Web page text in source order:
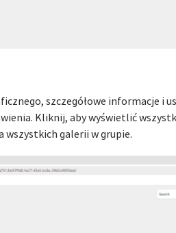
szczegółowe informacje i
Kliknij, aby wyświetlić
wszystkich galerii w grupie.